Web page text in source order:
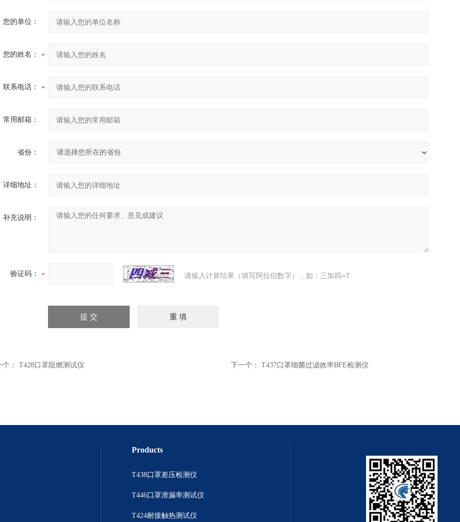
您的单位：
您的姓名：
联系电话：
常用邮箱：
省份：
详细地址：
补充说明：
验证码： 请输入计算结果（填写阿拉伯数字），如：三加四=7
： T428口罩阻燃测试仪 下一个： T437口罩细菌过滤效率BFE检测仪
Products
T438口罩差压检测仪
T446口罩泄漏率测试仪
T424耐接触热测试仪